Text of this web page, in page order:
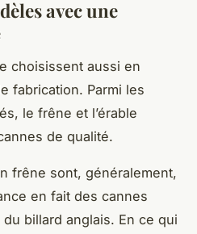
avec une
choisissent aussi en
fabrication. Parmi les
le frêne et l’érable
de qualité.
frêne sont, généralement,
en fait des cannes
billard anglais. En ce qui